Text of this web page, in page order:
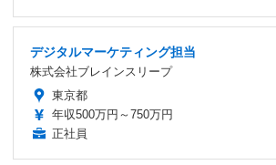
デジタルマーケティング担当
株式会社ブレインスリープ
東京都
年収500万円～750万円
正社員